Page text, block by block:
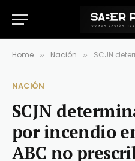
Home » Nación » SCJN determina que
NACIÓN
SCJN
por incendio
ABC no